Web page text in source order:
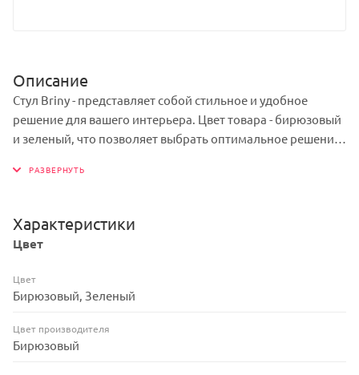
Описание
Стул Briny - представляет собой стильное и удобное
решение для вашего интерьера. Цвет товара - бирюзовый
и зеленый, что позволяет выбрать оптимальное решение
обеспечивает прочность и долговечность конструкции,
любой интерьер и станет отличным дополнением к
вашему пространству.
Характеристики
Цвет
Цвет
Бирюзовый, Зеленый
Цвет производителя
Бирюзовый